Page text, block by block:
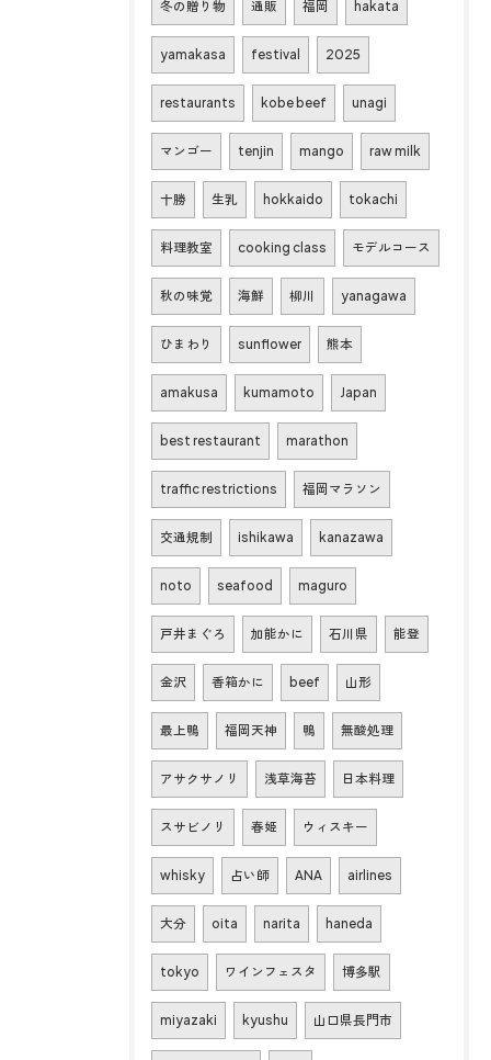
冬の贈り物 通販 福岡 hakata
yamakasa festival 2025
restaurants kobe beef unagi
マンゴー tenjin mango raw milk
十勝 生乳 hokkaido tokachi
料理教室 cooking class モデルコース
秋の味覚 海鮮 柳川 yanagawa
ひまわり sunflower 熊本
amakusa kumamoto Japan
best restaurant marathon
traffic restrictions 福岡マラソン
交通規制 ishikawa kanazawa
noto seafood maguro
戸井まぐろ 加能かに 石川県 能登
金沢 香箱かに beef 山形
最上鴨 福岡天神 鴨 無酸処理
アサクサノリ 浅草海苔 日本料理
スサビノリ 春姫 ウィスキー
whisky 占い師 ANA airlines
大分 oita narita haneda
tokyo ワインフェスタ 博多駅
miyazaki kyushu 山口県長門市